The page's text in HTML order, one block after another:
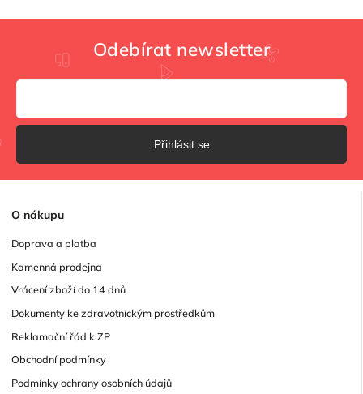
O nákupu
Doprava a platba
Kamenná prodejna
Vrácení zboží do 14 dnů
Dokumenty ke zdravotnickým prostředkům
Reklamační řád k ZP
Obchodní podmínky
Podmínky ochrany osobních údajů
Odebírat newsletter
Přihlásit se